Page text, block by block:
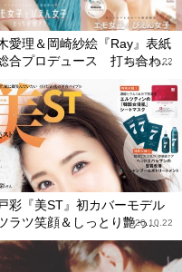
愛理＆岡崎紗絵『Ray』表紙
合プロデュース 打ち合わ...
2020.10.22
戸彩『美ST』初カバーモデル
ラツ笑顔＆しっとり艶っ...
2020.10.22